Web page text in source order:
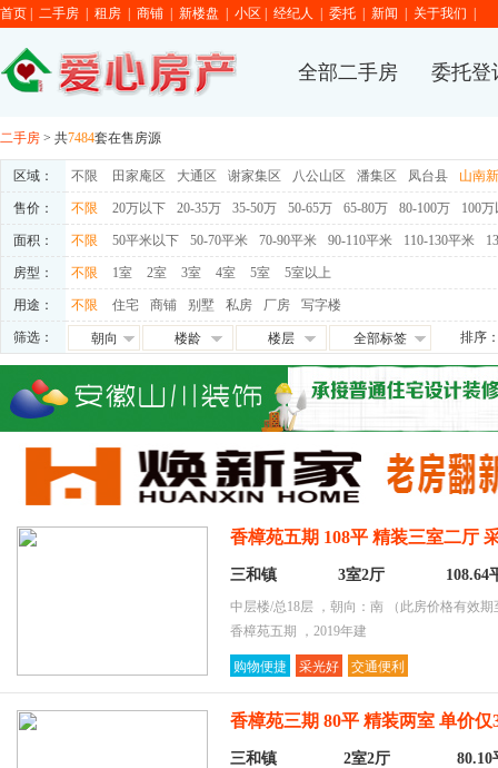
首页 二手房 租房 商铺 新楼盘 小区 经纪人 委托 新闻 关于我们
全部二手房 委托登
二手房 > 共7484套在售房源
区域： 不限 田家庵区 大通区 谢家集区 八公山区 潘集区 凤台县 山南
售价： 不限 20万以下 20-35万 35-50万 50-65万 65-80万 80-100万 100
面积： 不限 50平米以下 50-70平米 70-90平米 90-110平米 110-130平米
房型： 不限 1室 2室 3室 4室 5室 5室以上
用途： 不限 住宅 商铺 别墅 私房 厂房 写字楼
筛选：
朝向
朝西
朝南
楼龄
5-10年
10-15年
楼层
中层
低层
地下室
全部标签
满五唯一
交通便利
学区房
随时看房
独家房源
采光好
购物便捷
排序
香樟苑五期 108平 精装三室二厅
三和镇 3室2厅 108.64
中层楼/总18层 ，朝向：南
（此房价格有效
香樟苑五期 ，2019年建
购物便捷 采光好 交通便利
香樟苑三期 80平 精装两室 单价
三和镇 2室2厅 80.10